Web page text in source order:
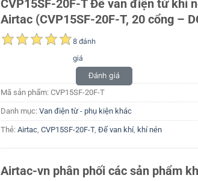
CVP15SF-20F-T Đế van điện từ khí
Airtac (CVP15SF-20F-T, 20 cổng –
8 đánh
giá
Đánh giá
Mã sản phẩm: CVP15SF-20F-T
Danh mục: Van điện từ - phụ kiện khác
Thẻ: Airtac, CVP15SF-20F-T, Đế van khí, khí nén
Airtac-vn phân phối các sản phẩm